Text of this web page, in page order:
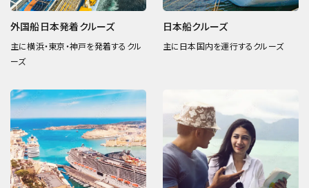
外国船日本発着クルーズ
主に横浜・東京・神戸を発着するクル
ーズ
日本船クルーズ
主に日本国内を運行するクルーズ